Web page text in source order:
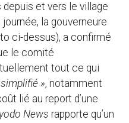
et vers le village
la gouverneure
ci-dessus), a confirmé
le comité
tout ce qui
», notamment
lié au report d’une
News rapporte qu’un